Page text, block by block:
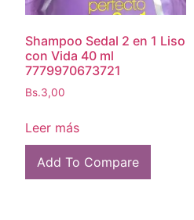
Shampoo Sedal 2 en 1 Liso
con Vida 40 ml
7779970673721
Bs.3,00
Leer más
Add To Compare